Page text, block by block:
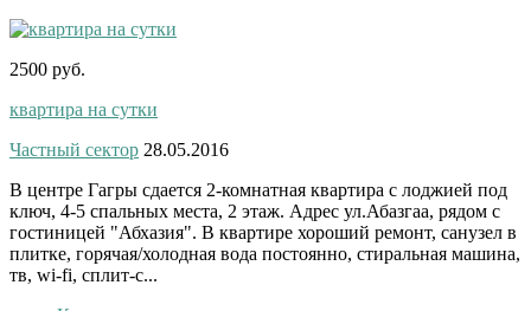
2500 руб.
квартира на сутки
Частный сектор 28.05.2016
В центре Гагры сдается 2-комнатная квартира с лоджией под
ключ, 4-5 спальных места, 2 этаж. Адрес ул.Абазгаа, рядом с
гостиницей "Абхазия". В квартире хороший ремонт, санузел в
плитке, горячая/холодная вода постоянно, стиральная машина,
тв, wi-fi, сплит-с...